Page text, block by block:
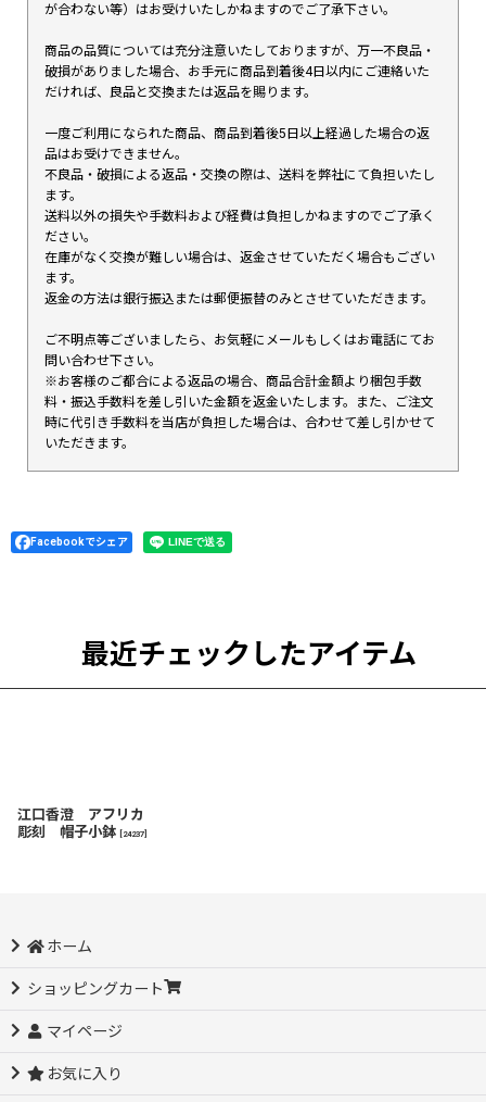
が合わない等）はお受けいたしかねますのでご了承下さい。
商品の品質については充分注意いたしておりますが、万一不良品・
破損がありました場合、お手元に商品到着後4日以内にご連絡いた
だければ、良品と交換または返品を賜ります。
一度ご利用になられた商品、商品到着後5日以上経過した場合の返
品はお受けできません。
不良品・破損による返品・交換の際は、送料を弊社にて負担いたし
ます。
送料以外の損失や手数料および経費は負担しかねますのでご了承く
ださい。
在庫がなく交換が難しい場合は、返金させていただく場合もござい
ます。
返金の方法は銀行振込または郵便振替のみとさせていただきます。
ご不明点等ございましたら、お気軽にメールもしくはお電話にてお
問い合わせ下さい。
※お客様のご都合による返品の場合、商品合計金額より梱包手数
料・振込手数料を差し引いた金額を返金いたします。また、ご注文
時に代引き手数料を当店が負担した場合は、合わせて差し引かせて
いただきます。
Facebookでシェア
最近チェックしたアイテム
江口香澄 アフリカ
彫刻 帽子小鉢
24237
ホーム
ショッピングカート
マイページ
お気に入り